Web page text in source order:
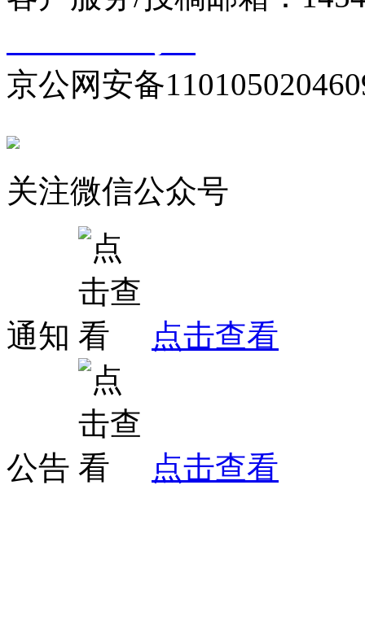
京公网安备
关注微信公众号
通知 点击查看
公告 点击查看